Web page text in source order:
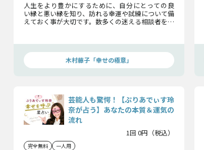
人生をより豊かにするために、自分にとっての良
い縁と悪い縁を知り、訪れる幸運や試練について備
えておく事が大切です。数多くの迷える相談者を救
木村藤子「幸せの極意」
芸能人も驚愕！【ぷりあでぃす玲
奈が占う】あなたの本質＆運気の
流れ
1回 0円（税込）
完全無料 一人用